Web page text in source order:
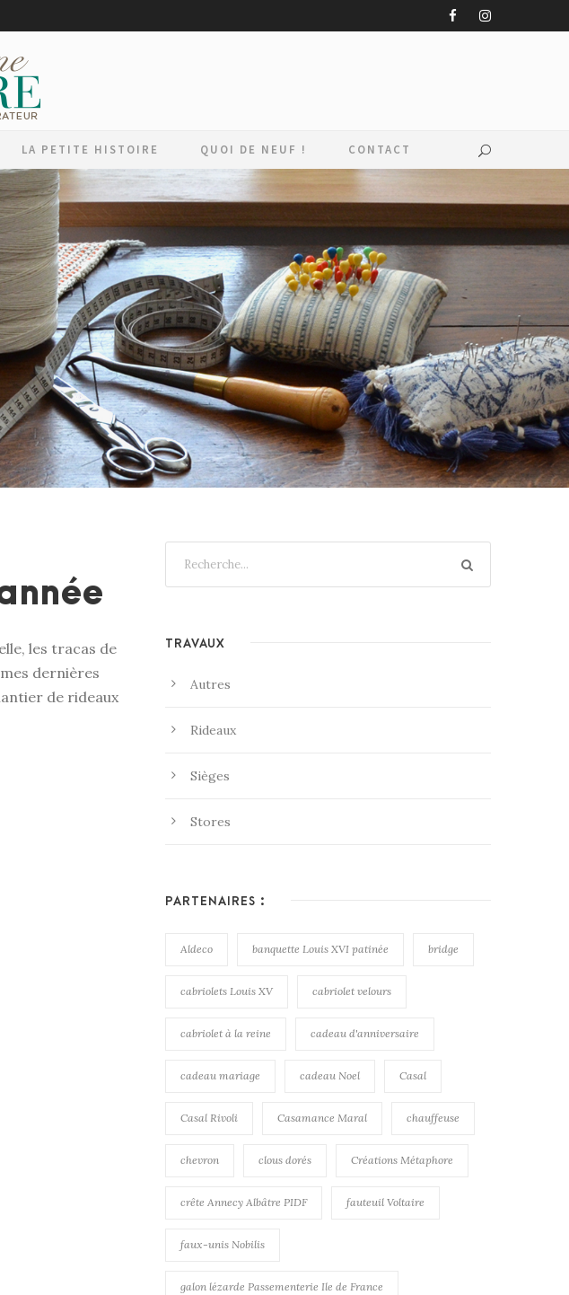
LA PETITE HISTOIRE QUOI DE NEUF ! CONTACT
les tracas de
dernières
de rideaux
TRAVAUX
Autres
Rideaux
Sièges
Stores
PARTENAIRES :
Aldeco banquette Louis XVI patinée bridge
cabriolets Louis XV cabriolet velours
cabriolet à la reine cadeau d'anniversaire
cadeau mariage cadeau Noel Casal
Casal Rivoli Casamance Maral chauffeuse
chevron clous dorés Créations Métaphore
crête Annecy Albâtre PIDF fauteuil Voltaire
faux-unis Nobilis
galon lézarde Passementerie Ile de France